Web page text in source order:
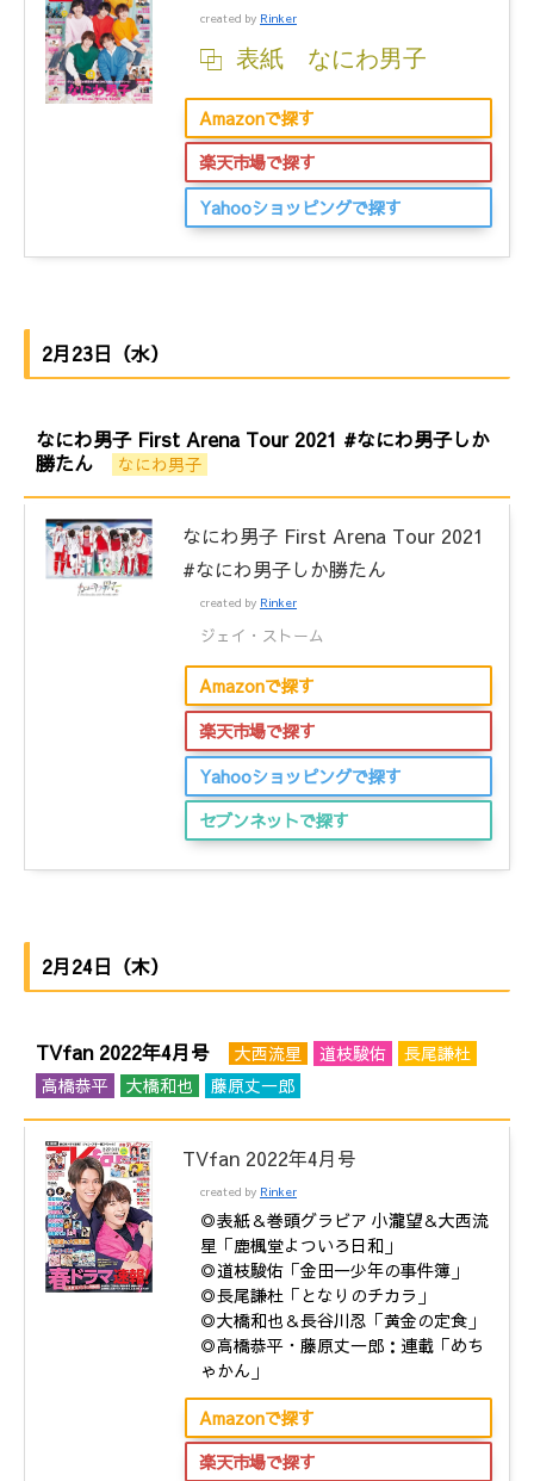
created by Rinker
表紙 なにわ男子
Amazonで探す
楽天市場で探す
Yahooショッピングで探す
2月23日（水）
なにわ男子 First Arena Tour 2021 #なにわ男子しか
勝たん
なにわ男子
なにわ男子 First Arena Tour 2021
#なにわ男子しか勝たん
created by Rinker
ジェイ・ストーム
Amazonで探す
楽天市場で探す
Yahooショッピングで探す
セブンネットで探す
2月24日（木）
TVfan 2022年4月号 大西流星 道枝駿佑
長尾謙杜
高橋恭平
大橋和也 藤原丈一郎
TVfan 2022年4月号
created by Rinker
◎表紙＆巻頭グラビア 小瀧望＆大西流
星「鹿楓堂よついろ日和」
◎道枝駿佑「金田一少年の事件簿」
◎長尾謙杜「となりのチカラ」
◎大橋和也＆長谷川忍「黄金の定食」
◎高橋恭平・藤原丈一郎：連載「めち
ゃかん」
Amazonで探す
楽天市場で探す